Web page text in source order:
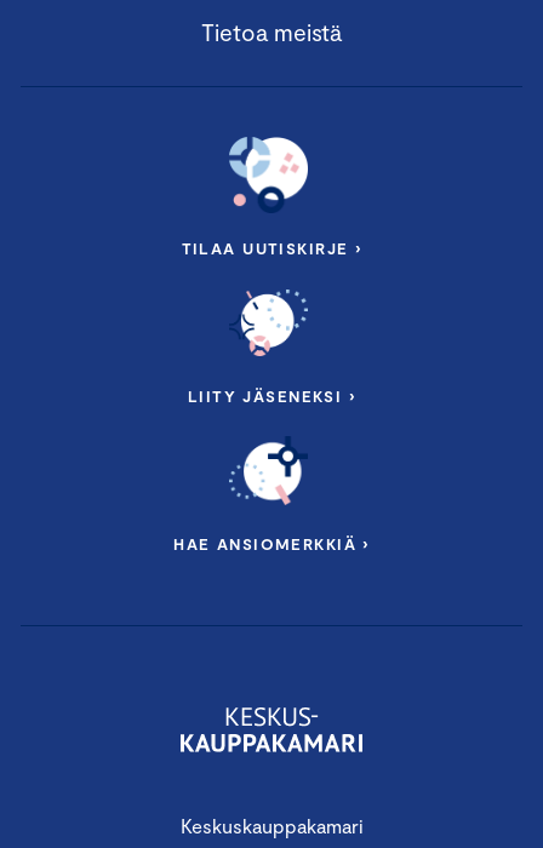
Keskuskauppakamari
Tietoa meistä
TILAA UUTISKIRJE ›
LIITY JÄSENEKSI ›
HAE ANSIOMERKKIÄ ›